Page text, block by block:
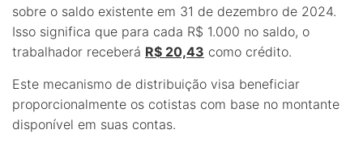
sobre o saldo existente em 31 de dezembro de 2024.
Isso significa que para cada R$ 1.000 no saldo, o
trabalhador receberá R$ 20,43 como crédito.
Este mecanismo de distribuição visa beneficiar
proporcionalmente os cotistas com base no montante
disponível em suas contas.